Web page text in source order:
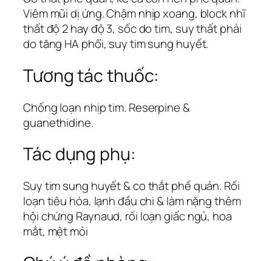
Viêm mũi dị ứng. Chậm nhịp xoang, block nhĩ
thất độ 2 hay độ 3, sốc do tim, suy thất phải
do tăng HA phổi, suy tim sung huyết.
Tương tác thuốc:
Chống loạn nhịp tim. Reserpine &
guanethidine.
Tác dụng phụ:
Suy tim sung huyết & co thắt phế quản. Rối
loạn tiêu hóa, lạnh đầu chi & làm nặng thêm
hội chứng Raynaud, rối loạn giấc ngủ, hoa
mắt, mệt mỏi